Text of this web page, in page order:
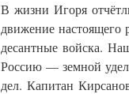
В жизни Игоря
движение
десантные войска.
Россию — земной
дел. Капитан